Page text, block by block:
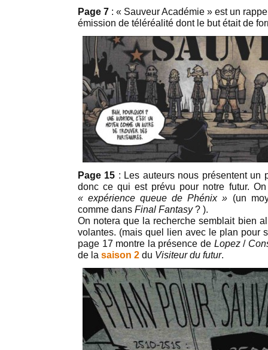
Page 7 : « Sauveur Académie » est un
émission de téléréalité dont le but était de
Page 15 : Les auteurs nous présentent un
donc ce qui est prévu pour notre futur.
« expérience queue de Phénix » (un
comme dans Final Fantasy? ).
On notera que la recherche semblait bien
volantes. (mais quel lien avec le plan pour
page 17 montre la présence de Lopez/
de la saison 2 du Visiteur du futur.